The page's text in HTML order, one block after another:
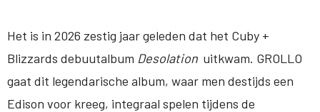
Het is in 2026 zestig jaar geleden dat het Cuby +
Blizzards debuutalbum Desolation uitkwam. GROLLO
gaat dit legendarische album, waar men destijds een
Edison voor kreeg, integraal spelen tijdens de